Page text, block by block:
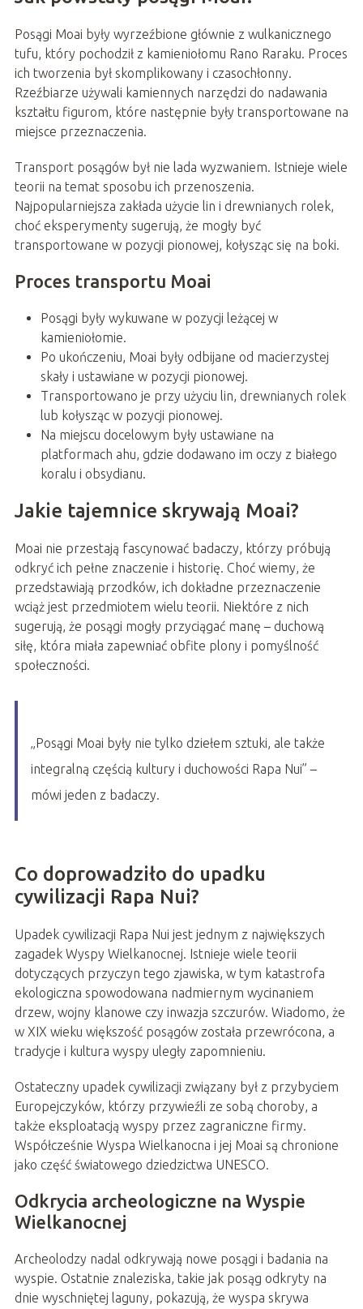
Posągi Moai były wyrzeźbione głównie z wulkanicznego
tufu, który pochodził z kamieniołomu Rano Raraku. Proces
ich tworzenia był skomplikowany i czasochłonny.
Rzeźbiarze używali kamiennych narzędzi do nadawania
kształtu figurom, które następnie były transportowane na
miejsce przeznaczenia.
Transport posągów był nie lada wyzwaniem. Istnieje wiele
teorii na temat sposobu ich przenoszenia.
Najpopularniejsza zakłada użycie lin i drewnianych rolek,
choć eksperymenty sugerują, że mogły być
transportowane w pozycji pionowej, kołysząc się na boki.
Proces transportu Moai
Posągi były wykuwane w pozycji leżącej w
kamieniołomie.
Po ukończeniu, Moai były odbijane od macierzystej
skały i ustawiane w pozycji pionowej.
Transportowano je przy użyciu lin, drewnianych rolek
lub kołysząc w pozycji pionowej.
Na miejscu docelowym były ustawiane na
platformach ahu, gdzie dodawano im oczy z białego
koralu i obsydianu.
Jakie tajemnice skrywają Moai?
Moai nie przestają fascynować badaczy, którzy próbują
odkryć ich pełne znaczenie i historię. Choć wiemy, że
przedstawiają przodków, ich dokładne przeznaczenie
wciąż jest przedmiotem wielu teorii. Niektóre z nich
sugerują, że posągi mogły przyciągać manę – duchową
siłę, która miała zapewniać obfite plony i pomyślność
społeczności.
„Posągi Moai były nie tylko dziełem sztuki, ale także
integralną częścią kultury i duchowości Rapa Nui” –
mówi jeden z badaczy.
Co doprowadziło do upadku
cywilizacji Rapa Nui?
Upadek cywilizacji Rapa Nui jest jednym z największych
zagadek Wyspy Wielkanocnej. Istnieje wiele teorii
dotyczących przyczyn tego zjawiska, w tym katastrofa
ekologiczna spowodowana nadmiernym wycinaniem
drzew, wojny klanowe czy inwazja szczurów. Wiadomo, że
w XIX wieku większość posągów została przewrócona, a
tradycje i kultura wyspy uległy zapomnieniu.
Ostateczny upadek cywilizacji związany był z przybyciem
Europejczyków, którzy przywieźli ze sobą choroby, a
także eksploatacją wyspy przez zagraniczne firmy.
Współcześnie Wyspa Wielkanocna i jej Moai są chronione
jako część światowego dziedzictwa UNESCO.
Odkrycia archeologiczne na Wyspie
Wielkanocnej
Archeolodzy nadal odkrywają nowe posągi i badania na
wyspie. Ostatnie znaleziska, takie jak posąg odkryty na
dnie wyschniętej laguny, pokazują, że wyspa skrywa